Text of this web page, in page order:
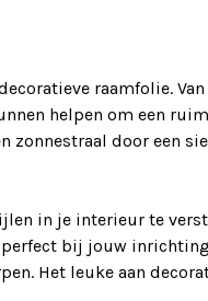
raamfolie.
helpen om een
zonnestraal door een
in je interieur te
bij jouw
Het leuke aan